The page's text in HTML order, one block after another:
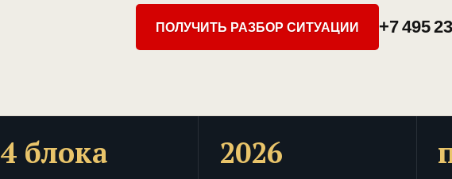
ПОЛУЧИТЬ РАЗБОР СИТУАЦИИ +7 495
4 блока 2026